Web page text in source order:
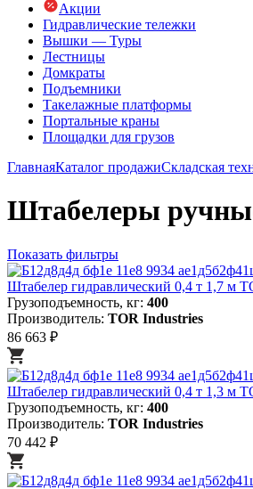
Акции
Гидравлические тележки
Вышки — Туры
Лестницы
Домкраты
Подъемники
Такелажные платформы
Портальные краны
Площадки для грузов
ГлавнаяКаталог продажиСкладская
Штабелеры
Показать фильтры
Штабелер гидравлический 0,4 т 1,7 м
Грузоподъемность, кг: 400
Производитель: TOR Industries
86 663 ₽
Штабелер гидравлический 0,4 т 1,3 м
Грузоподъемность, кг: 400
Производитель: TOR Industries
70 442 ₽